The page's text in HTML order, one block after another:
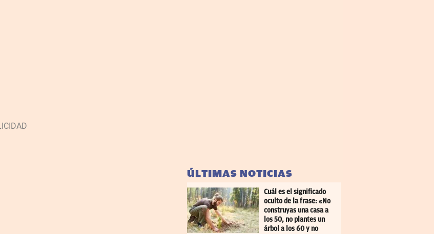
ÚLTIMAS NOTICIAS
Cuál es el significado
oculto de la frase: «No
construyas una casa a
los 50, no plantes un
árbol a los 60 y no